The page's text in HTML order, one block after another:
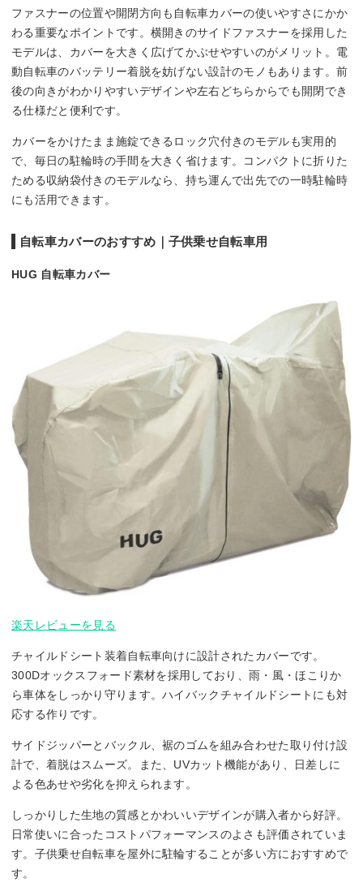
ファスナーの位置や開閉方向も自転車カバーの使いやすさにかか
わる重要なポイントです。横開きのサイドファスナーを採用した
モデルは、カバーを大きく広げてかぶせやすいのがメリット。電
動自転車のバッテリー着脱を妨げない設計のモノもあります。前
後の向きがわかりやすいデザインや左右どちらからでも開閉でき
る仕様だと便利です。
カバーをかけたまま施錠できるロック穴付きのモデルも実用的
で、毎日の駐輪時の手間を大きく省けます。コンパクトに折りた
ためる収納袋付きのモデルなら、持ち運んで出先での一時駐輪時
にも活用できます。
自転車カバーのおすすめ｜子供乗せ自転車用
HUG 自転車カバー
楽天レビューを見る
チャイルドシート装着自転車向けに設計されたカバーです。
300Dオックスフォード素材を採用しており、雨・風・ほこりか
ら車体をしっかり守ります。ハイバックチャイルドシートにも対
応する作りです。
サイドジッパーとバックル、裾のゴムを組み合わせた取り付け設
計で、着脱はスムーズ。また、UVカット機能があり、日差しに
よる色あせや劣化を抑えられます。
しっかりした生地の質感とかわいいデザインが購入者から好評。
日常使いに合ったコストパフォーマンスのよさも評価されていま
す。子供乗せ自転車を屋外に駐輪することが多い方におすすめで
す。